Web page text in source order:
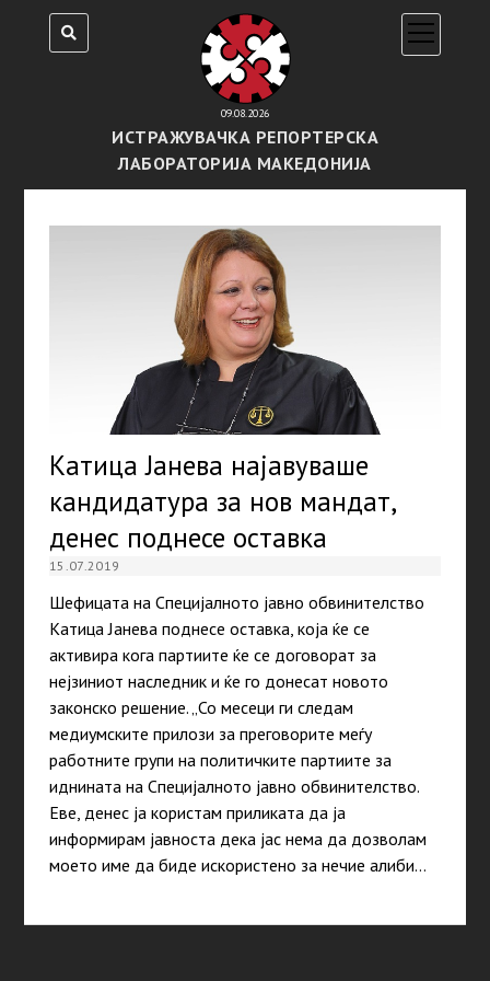
09.08.2026
ИСТРАЖУВАЧКА РЕПОРТЕРСКА
ЛАБОРАТОРИЈА МАКЕДОНИЈА
open
menu
Катица Јанева најавуваше
кандидатура за нов мандат,
денес поднесе оставка
15.07.2019
Шефицата на Специјалното јавно обвинителство
Катица Јанева поднесе оставка, која ќе се
активира кога партиите ќе се договорат за
нејзиниот наследник и ќе го донесат новото
законско решение. „Со месеци ги следам
медиумските прилози за преговорите меѓу
работните групи на политичките партиите за
иднината на Специјалното јавно обвинителство.
Еве, денес ја користам приликата да ја
информирам јавноста дека јас нема да дозволам
моето име да биде искористено за нечие алиби…